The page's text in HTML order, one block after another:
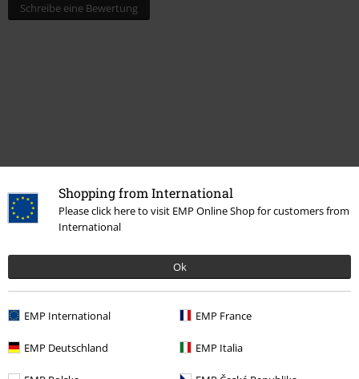
Shopping from International
Please click here to visit EMP Online Shop for customers from
International
Ok
EMP International EMP France
EMP Deutschland EMP Italia
Schreibe eine Bewertung
Zuletzt angesehene Artikel
UVP